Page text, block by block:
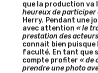
que la production
heureux de participer
Herry. Pendant une
avec attention « le
prestation des
connait bien puisque
faculté. En tant que
compte profiter « de
prendre une photo